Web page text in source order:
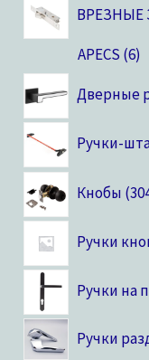
ВРЕЗНЫЕ
APECS 6
Дверные
Ручки-
Кнобы
Ручки
Ручки на
Ручки